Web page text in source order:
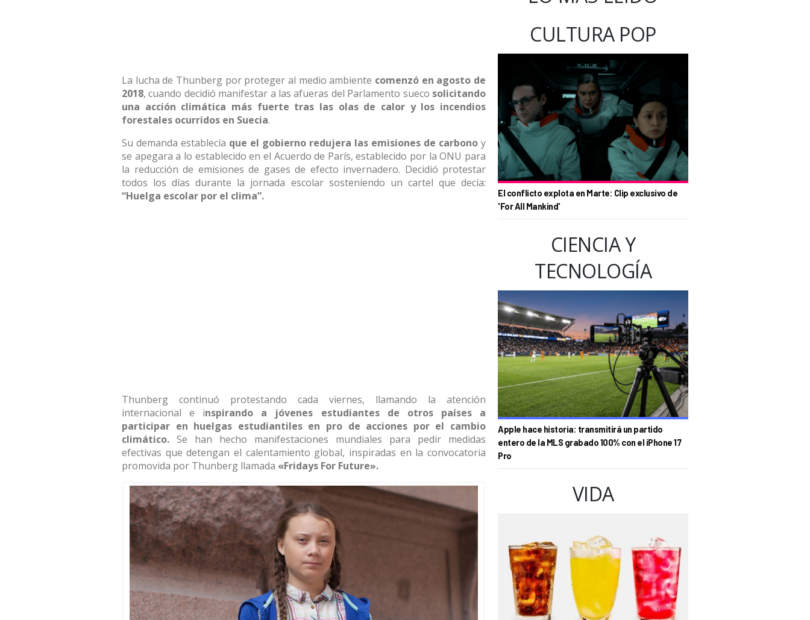
La lucha de Thunberg por proteger al medio ambiente comenzó en agosto de
2018, cuando decidió manifestar a las afueras del Parlamento sueco solicitando
una acción climática más fuerte tras las olas de calor y los incendios
forestales ocurridos en Suecia.
Su demanda establecía que el gobierno redujera las emisiones de carbono y
se apegara a lo establecido en el Acuerdo de París, establecido por la ONU para
la reducción de emisiones de gases de efecto invernadero. Decidió protestar
todos los días durante la jornada escolar sosteniendo un cartel que decía:
“Huelga escolar por el clima”.
Thunberg continuó protestando cada viernes, llamando la atención
internacional e inspirando a jóvenes estudiantes de otros países a
participar en huelgas estudiantiles en pro de acciones por el cambio
climático. Se han hecho manifestaciones mundiales para pedir medidas
efectivas que detengan el calentamiento global, inspiradas en la convocatoria
promovida por Thunberg llamada «Fridays For Future».
CULTURA POP
El conflicto explota en Marte: Clip exclusivo de
'For All Mankind'
CIENCIA Y
TECNOLOGÍA
Apple hace historia: transmitirá un partido
entero de la MLS grabado 100% con el iPhone 17
Pro
VIDA